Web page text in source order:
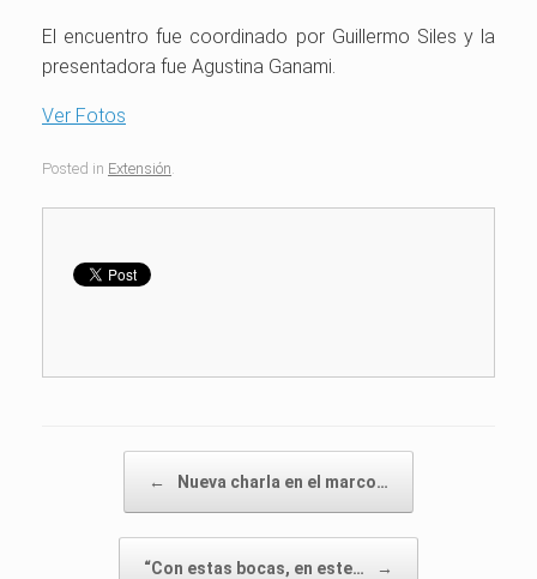
El encuentro fue coordinado por Guillermo Siles y la
presentadora fue Agustina Ganami.
Ver Fotos
Posted in Extensión
← Nueva charla en el marco…
“Con estas bocas, en este… →